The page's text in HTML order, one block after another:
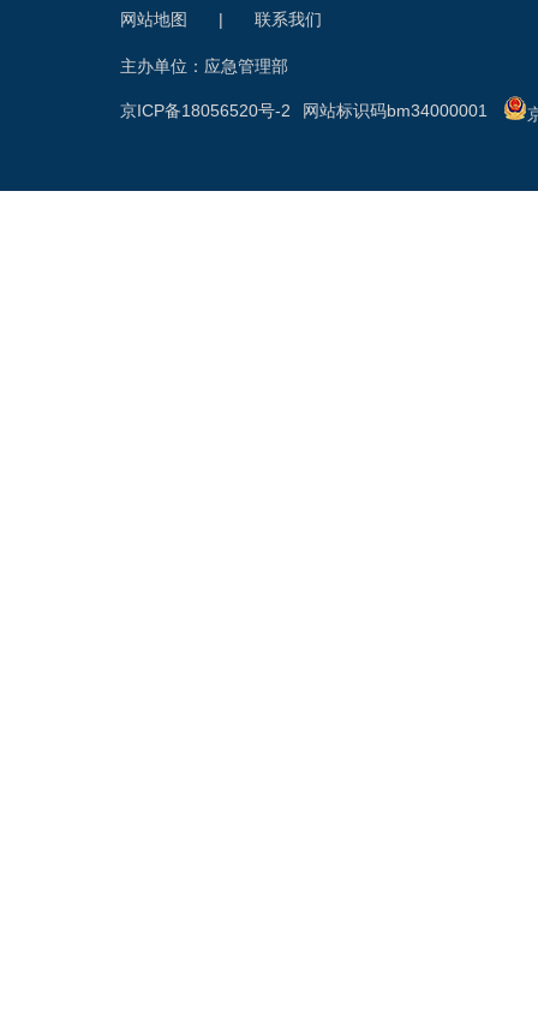
网站地图 | 联系我们
主办单位：应急管理部
网站标识码bm34000001
京ICP备18056520号-2